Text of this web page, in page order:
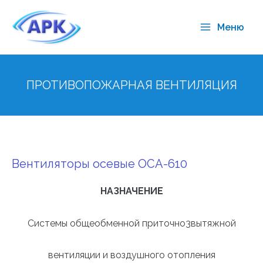
Меню
ПРОТИВОПОЖАРНАЯ ВЕНТИЛЯЦИЯ
Вентиляторы осевые ОСА-610
НАЗНАЧЕНИЕ
Системы общеобменной приточно3вытяжной
вентиляции и воздушного отопления